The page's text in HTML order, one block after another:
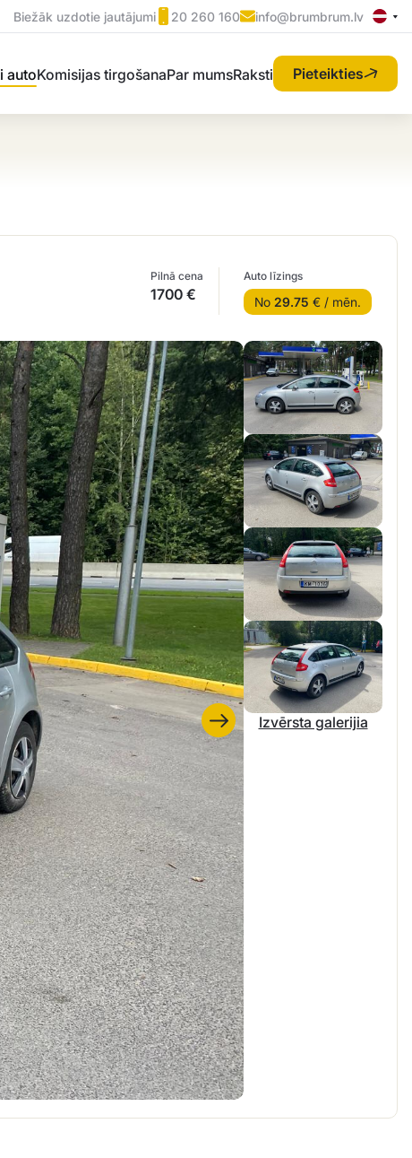
Biežāk uzdotie jautājumi 20 260 160 info@brumbrum.lv
autoKomisijas tirgošanaPar mumsRaksti Pieteikties
Pilnā cena
1700 €
Auto līzings
No 29.75 € / mēn.
Izvērsta galerijia